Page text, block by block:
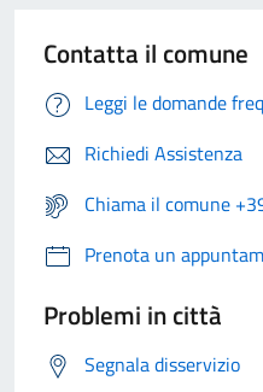
Contatta il comune
Leggi le domande
Richiedi Assistenza
Chiama il comune
Prenota un
Problemi in città
Segnala disservizio